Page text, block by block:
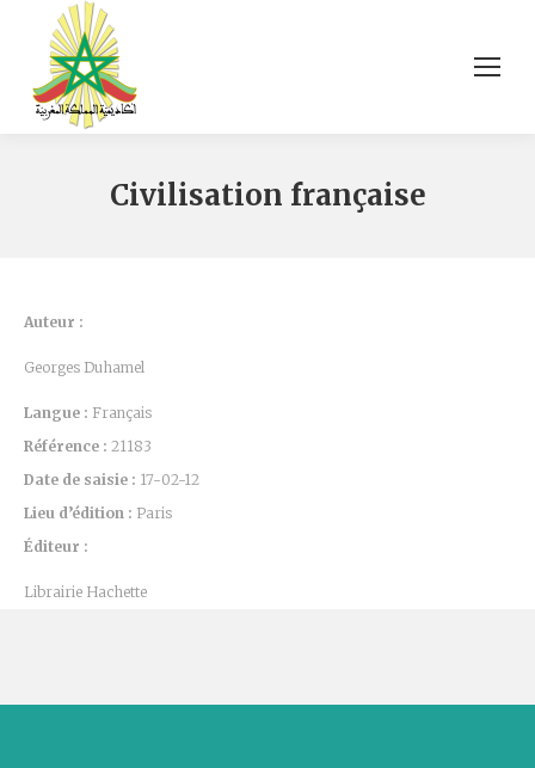
Civilisation française
Auteur :
Georges Duhamel
Langue : Français
Référence : 21183
Date de saisie : 17-02-12
Lieu d’édition : Paris
Éditeur :
Librairie Hachette